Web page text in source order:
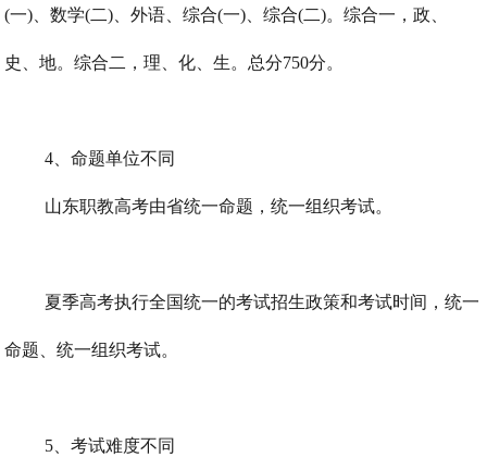
(一)、数学(二)、外语、综合(一)、综合(二)。综合一，政、
史、地。综合二，理、化、生。总分750分。
4、命题单位不同
山东职教高考由省统一命题，统一组织考试。
夏季高考执行全国统一的考试招生政策和考试时间，统一
命题、统一组织考试。
5、考试难度不同